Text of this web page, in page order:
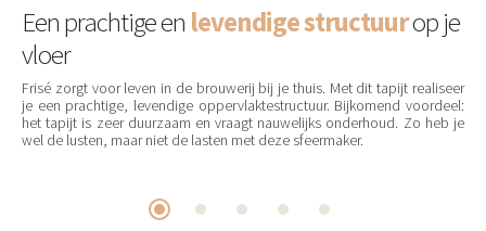
Een prachtige en levendige structuurop je
vloer
Frisé zorgt voor leven in de brouwerij bij je thuis. Met dit tapijt realiseer
je een prachtige, levendige oppervlaktestructuur. Bijkomend voordeel:
het tapijt is zeer duurzaam en vraagt nauwelijks onderhoud. Zo heb je
wel de lusten, maar niet de lasten met deze sfeermaker.